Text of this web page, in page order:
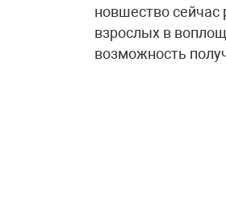
новшество
взрослых в
возможность